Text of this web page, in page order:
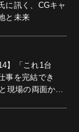
に訊く、CGキャ
と未来
】「これ1台
事を完結でき
現場の両面から